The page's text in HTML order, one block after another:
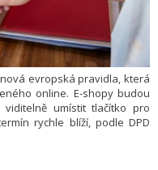
evropská pravidla, která
online. E-shopy budou
umístit tlačítko pro
rychle blíží, podle DPD